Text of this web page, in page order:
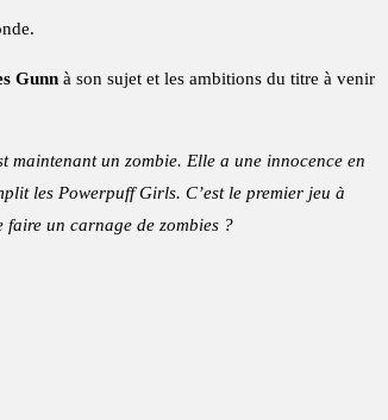
Gunn à son sujet et les ambitions du titre à venir
maintenant un zombie. Elle a une innocence en
les Powerpuff Girls. C’est le premier jeu à
un carnage de zombies ?